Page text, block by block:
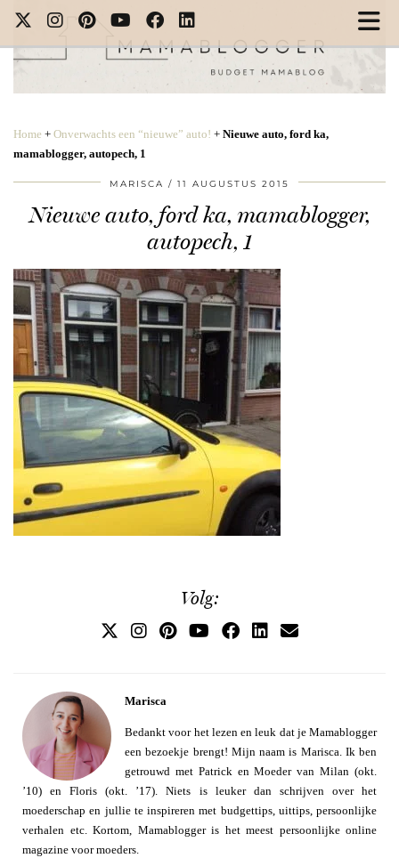
Home + Onverwachts een “nieuwe” auto! + Nieuwe auto, ford ka,
mamablogger, autopech, 1
MARISCA 11 AUGUSTUS 2015
Nieuwe auto, ford ka, mamablogger,
autopech, 1
Volg:
Marisca
Bedankt voor het lezen en leuk dat je Mamablogger
een bezoekje brengt! Mijn naam is Marisca. Ik ben
getrouwd met Patrick en Moeder van Milan (okt.
’10) en Floris (okt. ’17). Niets is leuker dan schrijven over het
moederschap en jullie te inspireren met budgettips, uittips, persoonlijke
verhalen etc. Kortom, Mamablogger is het meest persoonlijke online
magazine voor moeders.